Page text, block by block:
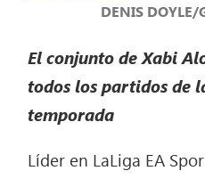
DENIS DOYLE/
El conjunto de Xabi
todos los partidos de
temporada
Líder en LaLiga EA